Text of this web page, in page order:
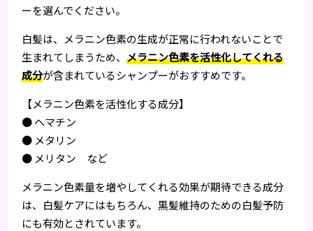
ーを選んでください。
白髪は、メラニン色素の生成が正常に行われないことで
生まれてしまうため、メラニン色素を活性化してくれる
成分が含まれているシャンプーがおすすめです。
【メラニン色素を活性化する成分】
● ヘマチン
● メタリン
● メリタン など
メラニン色素量を増やしてくれる効果が期待できる成分
は、白髪ケアにはもちろん、黒髪維持のための白髪予防
にも有効とされています。